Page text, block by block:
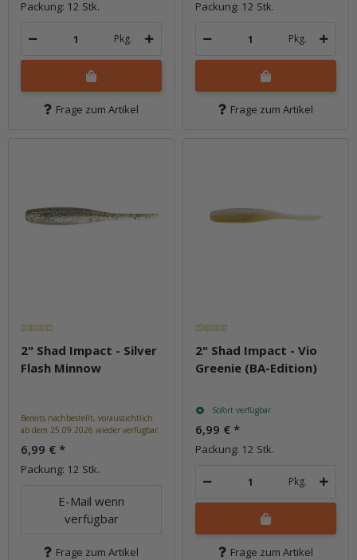
Packung: 12 Stk.
Pkg.
Frage zum Artikel
Packung: 12 Stk.
Pkg.
Frage zum Artikel
2" Shad Impact - Silver
Flash Minnow
Bereits nachbestellt, voraussichtlich
ab dem 25.09.2026 wieder verfügbar.
6,99 € *
Packung: 12 Stk.
E-Mail wenn
verfügbar
Frage zum Artikel
2" Shad Impact - Vio
Greenie (BA-Edition)
Sofort verfügbar
6,99 € *
Packung: 12 Stk.
Pkg.
Frage zum Artikel